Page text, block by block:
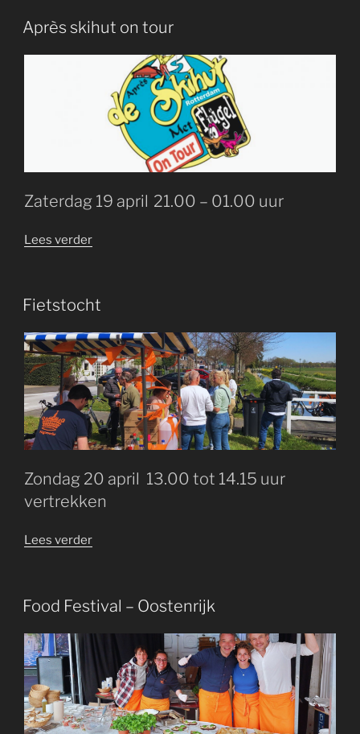
GEPLAATST
OP
Après skihut on tour
Zaterdag 19 april 21.00 – 01.00 uur
Lees verder“Après
tour”
GEPLAATST
OP
Fietstocht
Zondag 20 april 13.00 tot 14.15 uur
vertrekken
Lees verder“Fietstocht”
GEPLAATST
OP
Food Festival – Oostenrijk